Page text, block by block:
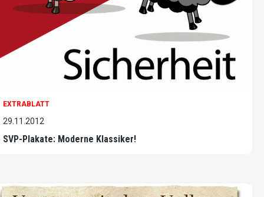
EXTRABLATT
29.11.2012
SVP-Plakate: Moderne Klassiker!